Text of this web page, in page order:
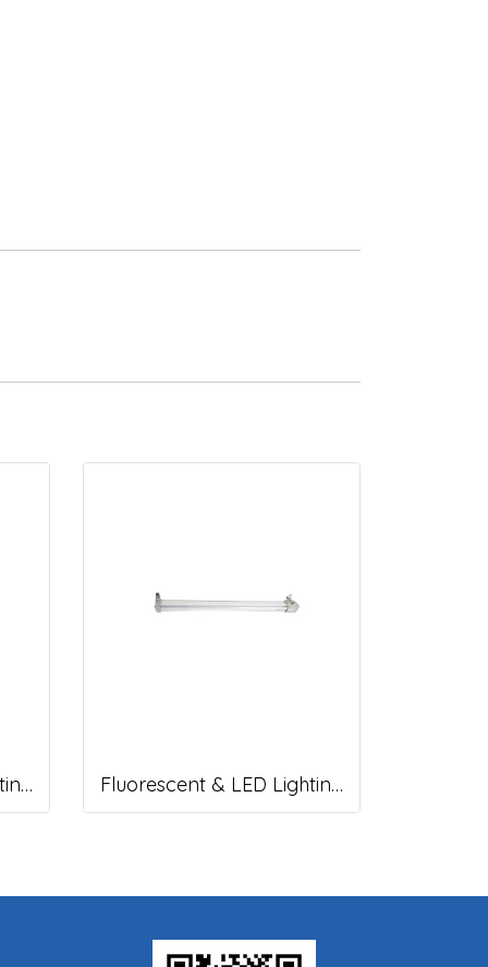
Fluorescent & LED Lighting Fixture, DFP1-S Series (Short end cap) Fluorescent & LED Lighting Fixture, DFP-S Series (Short end cap)